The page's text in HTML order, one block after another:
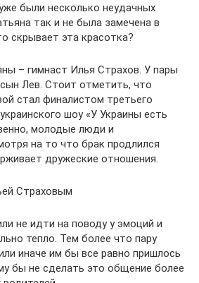
были несколько неудачных
так и не была замечена в
скрывает эта красотка?
– гимнаст Илья Страхов. У пары
Лев. Стоит отметить, что
стал финалистом третьего
шоу «У Украины есть
молодые люди и
на то что брак продлился
дружеские отношения.
Страховым
не идти на поводу у эмоций и
тепло. Тем более что пару
иначе им бы все равно пришлось
бы не сделать это общение более